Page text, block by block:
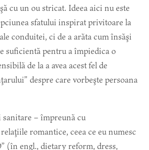
cu un ou stricat. Ideea aici nu este
sfatului inspirat privitoare la
conduitei, ci de a arăta cum însăşi
suficientă pentru a împiedica o
de la a avea acest fel de
despre care vorbeşte persoana
– împreună cu
romantice, ceea ce eu numesc
(în engl., dietary reform, dress,